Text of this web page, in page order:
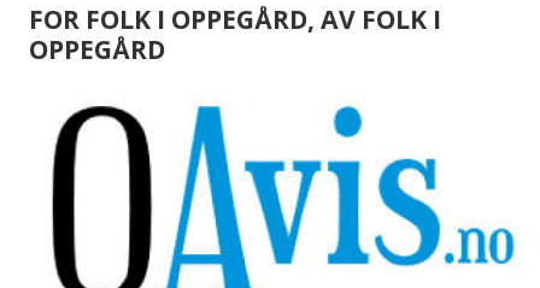
FOR FOLK I OPPEGÅRD, AV FOLK I
OPPEGÅRD